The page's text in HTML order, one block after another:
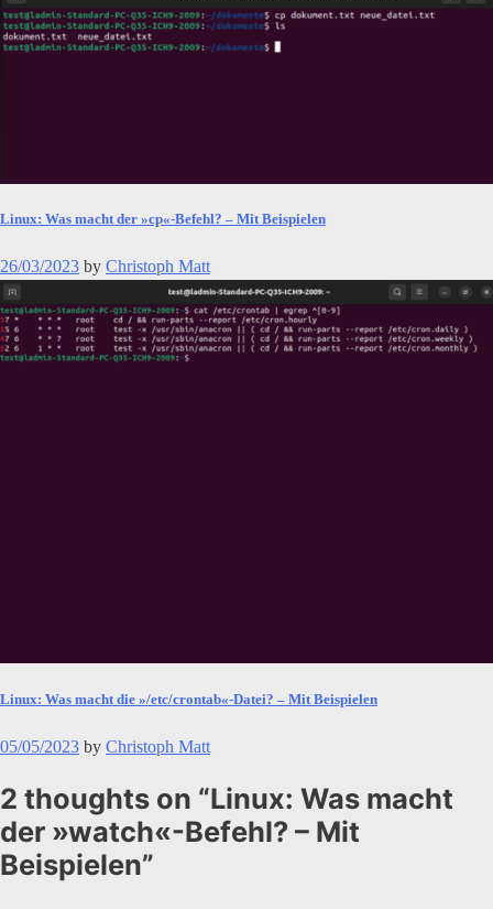
Linux: Was macht der »cp«-Befehl? – Mit Beispielen
26/03/2023 by Christoph Matt
Linux: Was macht die »/etc/crontab«-Datei? – Mit Beispielen
05/05/2023 by Christoph Matt
2 thoughts on “Linux: Was macht
der »watch«-Befehl? – Mit
Beispielen”